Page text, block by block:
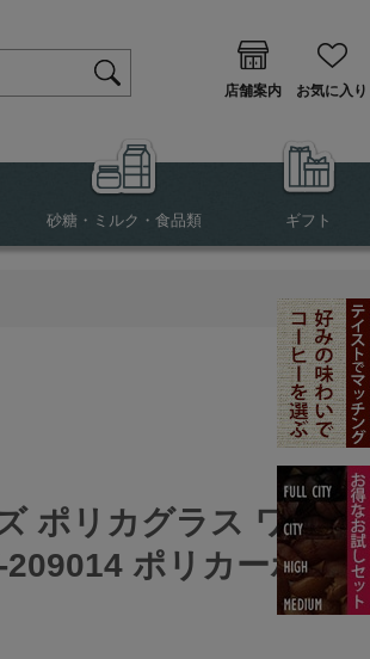
店舗案内
お気に入り
砂糖・ミルク・食品類 ギフト
ポリカグラス ワイ
ポリカーボネ